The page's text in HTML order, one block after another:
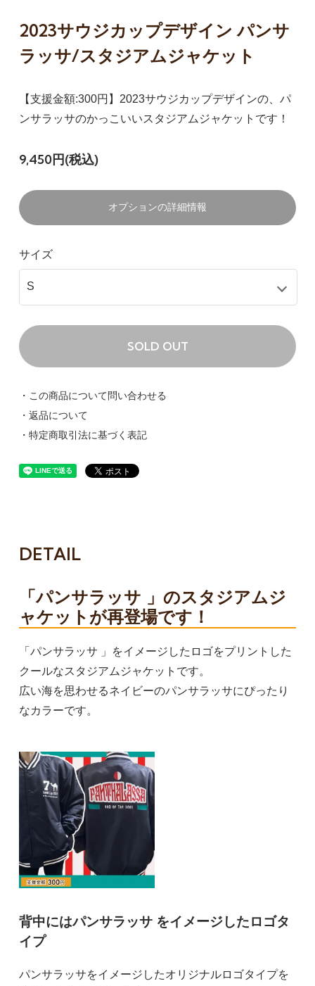
2023サウジカップデザイン パンサ
ラッサ/スタジアムジャケット
【支援金額:300円】2023サウジカップデザインの、パ
ンサラッサのかっこいいスタジアムジャケットです！
9,450円(税込)
オプションの詳細情報
サイズ
SOLD OUT
・この商品について問い合わせる
・返品について
・特定商取引法に基づく表記
DETAIL
「パンサラッサ 」のスタジアムジ
ャケットが再登場です！
「パンサラッサ 」をイメージしたロゴをプリントした
クールなスタジアムジャケットです。
広い海を思わせるネイビーのパンサラッサにぴったり
なカラーです。
背中にはパンサラッサ をイメージしたロゴタ
イプ
パンサラッサをイメージしたオリジナルロゴタイプを